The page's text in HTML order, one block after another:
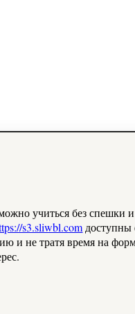
учиться без спешки
s3.sliwbl.com
и не тратя время на